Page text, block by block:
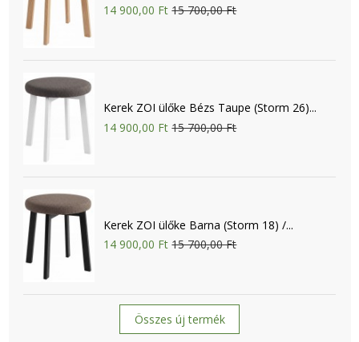
14 900,00 Ft 15 700,00 Ft
Kerek ZOI ülőke Bézs Taupe (Storm 26)...
14 900,00 Ft 15 700,00 Ft
Kerek ZOI ülőke Barna (Storm 18) /...
14 900,00 Ft 15 700,00 Ft
Összes új termék